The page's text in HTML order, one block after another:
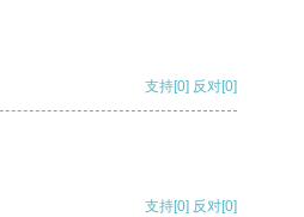
支持[0] 反对[0]
支持[0] 反对[0]